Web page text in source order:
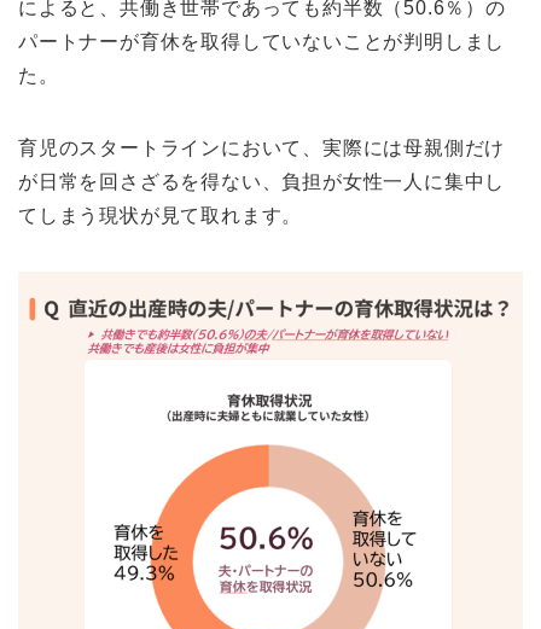
によると、共働き世帯であっても約半数（50.6％）の
パートナーが育休を取得していないことが判明しまし
た。
育児のスタートラインにおいて、実際には母親側だけ
が日常を回さざるを得ない、負担が女性一人に集中し
てしまう現状が見て取れます。